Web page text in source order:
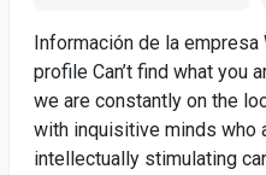
Información de la empresa
profile Can’t find what you
we are constantly on the
with inquisitive minds who
intellectually stimulating